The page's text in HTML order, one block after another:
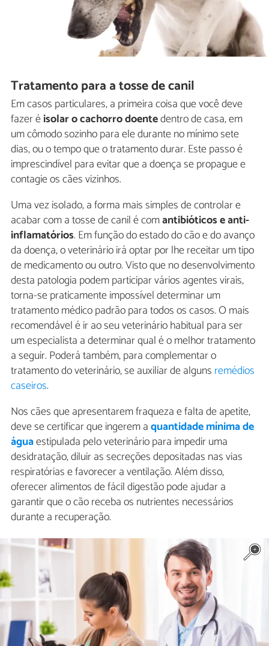
Tratamento para a tosse de canil
Em casos particulares, a primeira coisa que você deve
fazer éisolar o cachorro doentedentro de casa, em
um cômodo sozinho para ele durante no mínimo sete
dias, ou o tempo que o tratamento durar. Este passo é
imprescindível para evitar que a doença se propague e
contagie os cães vizinhos.
Uma vez isolado, a forma mais simples de controlar e
acabar com a tosse de canil é comantibióticos e anti-
inflamatórios. Em função do estado do cão e do avanço
da doença, o veterinário irá optar por lhe receitar um tipo
de medicamento ou outro. Visto que no desenvolvimento
desta patologia podem participar vários agentes virais,
torna-se praticamente impossível determinar um
tratamento médico padrão para todos os casos. O mais
recomendável é ir ao seu veterinário habitual para ser
um especialista a determinar qual é o melhor tratamento
a seguir. Poderá também, para complementar o
tratamento do veterinário, se auxiliar de alguns remédios
caseiros.
Nos cães que apresentarem fraqueza e falta de apetite,
deve se certificar que ingerem aquantidade mínima de
águaestipulada pelo veterinário para impedir uma
desidratação, diluir as secreções depositadas nas vias
respiratórias e favorecer a ventilação. Além disso,
oferecer alimentos de fácil digestão pode ajudar a
garantir que o cão receba os nutrientes necessários
durante a recuperação.